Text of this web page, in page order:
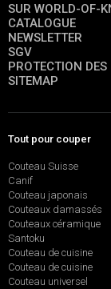
SUR WORLD-OF-
CATALOGUE
NEWSLETTER
SGV
PROTECTION
SITEMAP
Tout pour couper
Couteau Suisse
Canif
Couteau japonais
Couteaux damassés
Couteaux céramique
Santoku
Couteau de cuisine
Couteau de cuisine
Couteau universel